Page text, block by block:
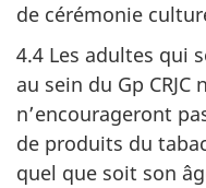
de cérémonie
4.4 Les adultes qui
au sein du Gp CRJC
n’encourageront
de produits du
quel que soit son